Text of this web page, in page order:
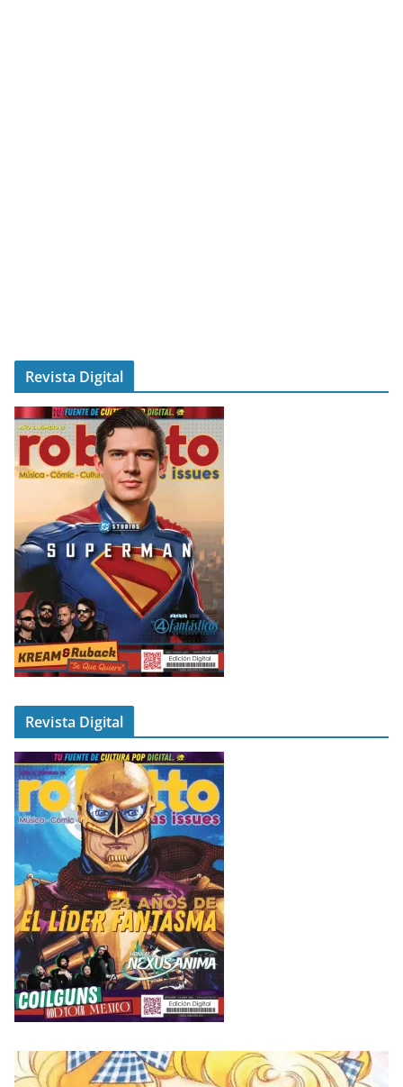
Revista Digital
Revista Digital